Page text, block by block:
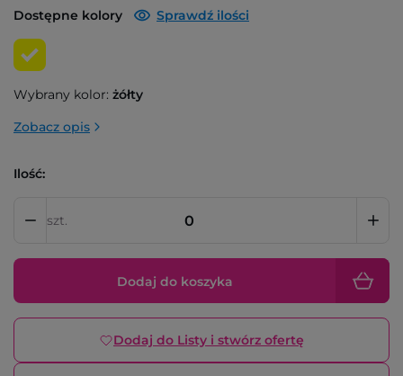
Dostępne kolory Sprawdź ilości
Wybrany kolor: żółty
Zobacz opis
Ilość:
szt.
Dodaj do koszyka
Dodaj do Listy i stwórz ofertę